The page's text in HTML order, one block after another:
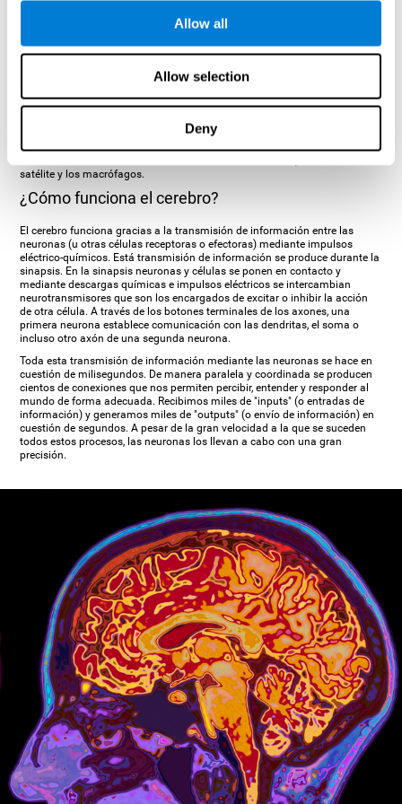
Allow all
Allow selection
Deny
LAS CÉLULAS GLIALES:Son el tipo de célula más abundante del
y su presencia es necesaria para el buen funcionamiento cerebral.
axones con mielina para una mejor transmisión sináptica, desempeñan
un rol en el aporte nutricional de la célula, participan en los mecanismos
de regeneración y reparación nerviosa, en los mecanismos de
inmunización, mantenimiento de la barrera hematoencefálica, etc. Como
se ha mencionado ya, existen varios tipos de células gliales en el Sistema
Nervioso Central, como los astrocitos, los oligodendrocitos y la microglía.
satélite y los macrófagos.
¿Cómo funciona el cerebro?
El cerebro funciona gracias a la transmisión de información entre las
neuronas (u otras células receptoras o efectoras) mediante impulsos
eléctrico-químicos. Está transmisión de información se produce durante la
sinapsis. En la sinapsis neuronas y células se ponen en contacto y
mediante descargas químicas e impulsos eléctricos se intercambian
neurotransmisores que son los encargados de excitar o inhibir la acción
de otra célula. A través de los botones terminales de los axones, una
primera neurona establece comunicación con las dendritas, el soma o
incluso otro axón de una segunda neurona.
Toda esta transmisión de información mediante las neuronas se hace en
cuestión de milisegundos. De manera paralela y coordinada se producen
cientos de conexiones que nos permiten percibir, entender y responder al
mundo de forma adecuada. Recibimos miles de "inputs" (o entradas de
información) y generamos miles de "outputs" (o envío de información) en
cuestión de segundos. A pesar de la gran velocidad a la que se suceden
todos estos procesos, las neuronas los llevan a cabo con una gran
precisión.